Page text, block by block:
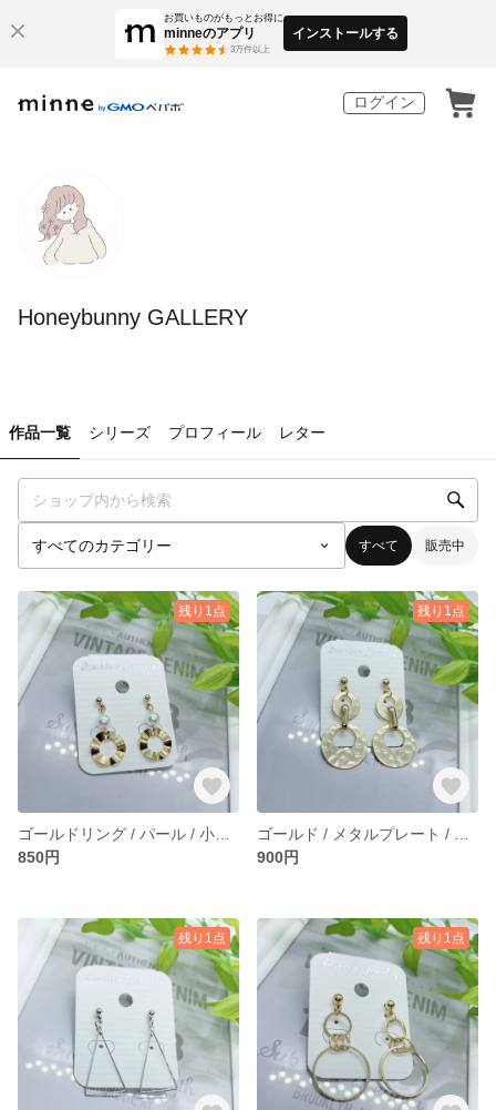
お買いものがもっとお得に
minneのアプリ
3万件以上
インストールする
ログイン
Honeybunny GALLERY
作品一覧 シリーズ プロフィール レター
すべて 販売中
残り1点
850円
残り1点
900円
残り1点 残り1点